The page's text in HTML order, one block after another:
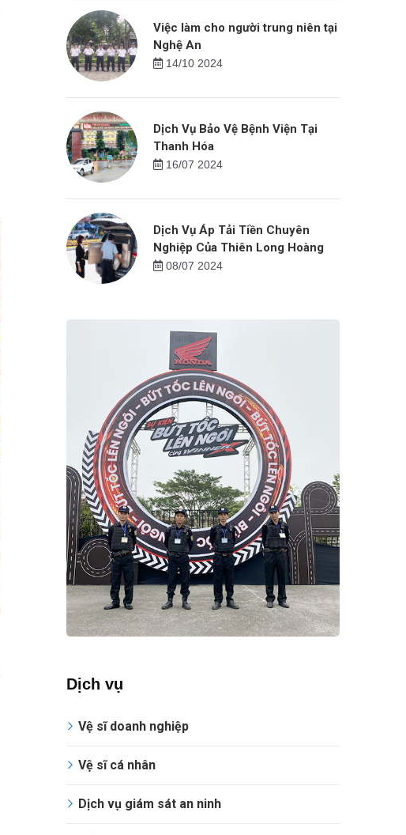
Việc làm cho người trung niên tại
Nghệ An
14/10 2024
Dịch Vụ Bảo Vệ Bệnh Viện Tại
Thanh Hóa
16/07 2024
Dịch Vụ Áp Tải Tiền Chuyên
Nghiệp Của Thiên Long Hoàng
08/07 2024
Dịch vụ
Vệ sĩ doanh nghiệp
Vệ sĩ cá nhân
Dịch vụ giám sát an ninh